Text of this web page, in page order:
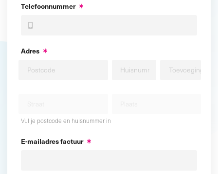
Telefoonnummer
Adres
Vul je postcode en huisnummer in
E-mailadres factuur